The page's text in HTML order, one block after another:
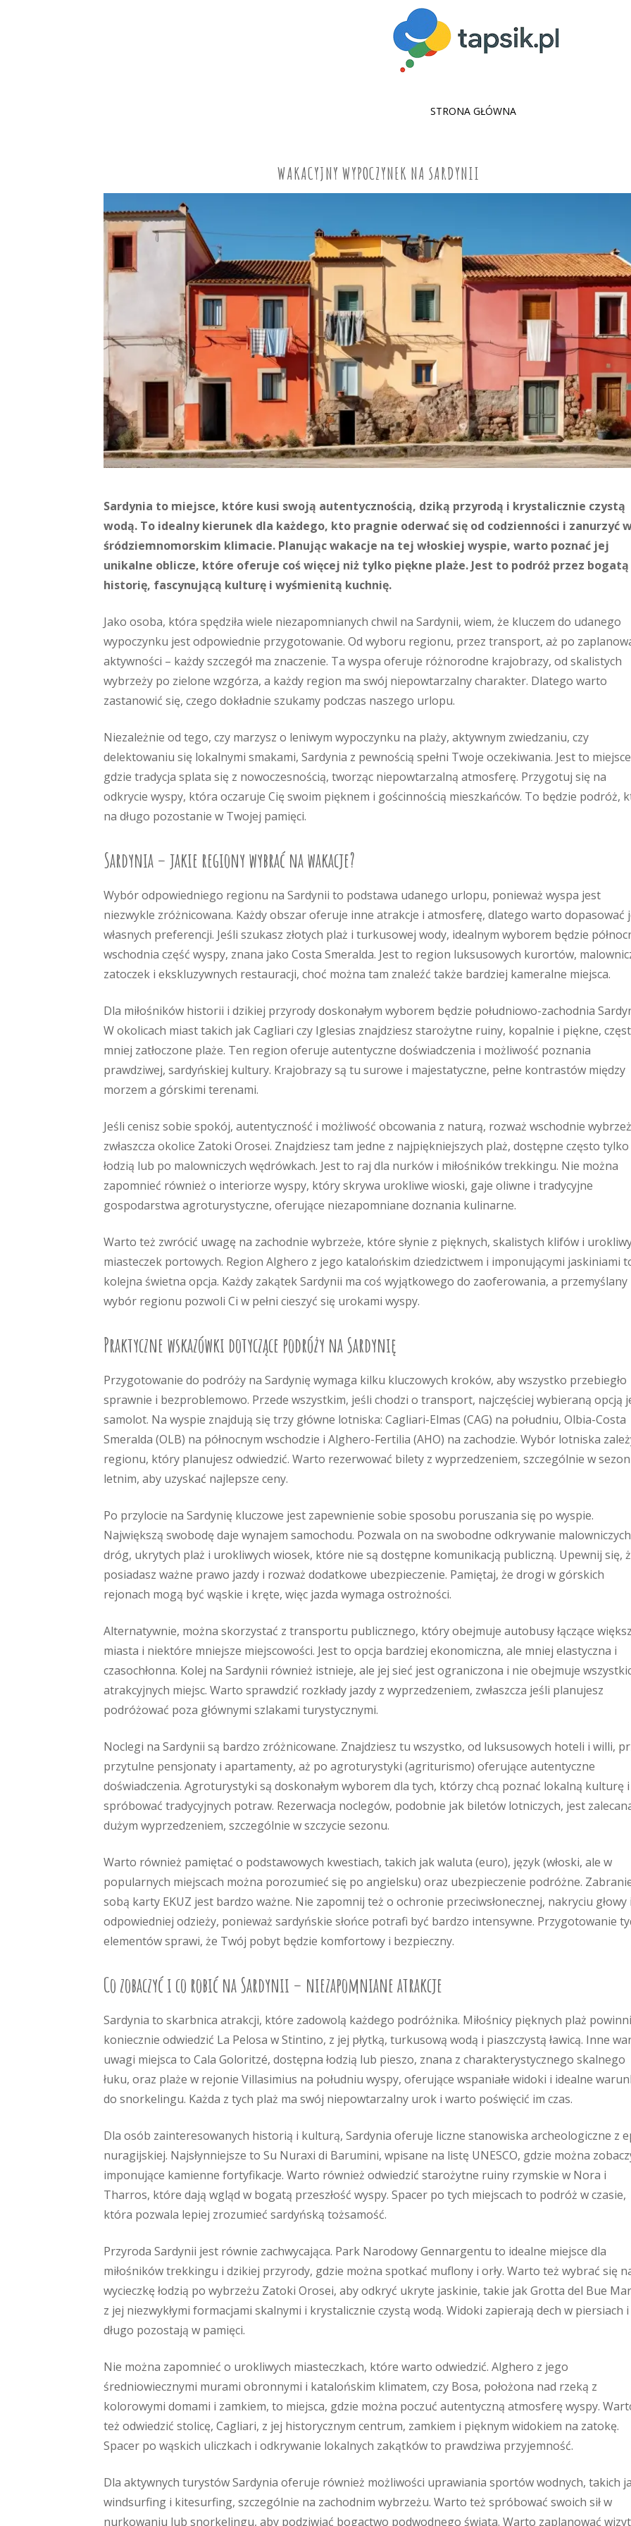
SKIP
STRONA GŁÓWNA
WAKACYJNY WYPOCZYNEK NA SARDYNII
Sardynia to miejsce, które kusi swoją autentycznością, dziką przyrodą i krystalicznie czystą
wodą. To idealny kierunek dla każdego, kto pragnie oderwać się od codzienności i zanurzyć
śródziemnomorskim klimacie. Planując wakacje na tej włoskiej wyspie, warto poznać jej
unikalne oblicze, które oferuje coś więcej niż tylko piękne plaże. Jest to podróż przez bogatą
historię, fascynującą kulturę i wyśmienitą kuchnię.
Jako osoba, która spędziła wiele niezapomnianych chwil na Sardynii, wiem, że kluczem do udanego
wypoczynku jest odpowiednie przygotowanie. Od wyboru regionu, przez transport, aż po
aktywności – każdy szczegół ma znaczenie. Ta wyspa oferuje różnorodne krajobrazy, od skalistych
wybrzeży po zielone wzgórza, a każdy region ma swój niepowtarzalny charakter. Dlatego warto
zastanowić się, czego dokładnie szukamy podczas naszego urlopu.
Niezależnie od tego, czy marzysz o leniwym wypoczynku na plaży, aktywnym zwiedzaniu, czy
delektowaniu się lokalnymi smakami, Sardynia z pewnością spełni Twoje oczekiwania. Jest to
gdzie tradycja splata się z nowoczesnością, tworząc niepowtarzalną atmosferę. Przygotuj się na
odkrycie wyspy, która oczaruje Cię swoim pięknem i gościnnością mieszkańców. To będzie podróż,
na długo pozostanie w Twojej pamięci.
Sardynia – jakie regiony wybrać na wakacje?
Wybór odpowiedniego regionu na Sardynii to podstawa udanego urlopu, ponieważ wyspa jest
niezwykle zróżnicowana. Każdy obszar oferuje inne atrakcje i atmosferę, dlatego warto dopasować
własnych preferencji. Jeśli szukasz złotych plaż i turkusowej wody, idealnym wyborem będzie
wschodnia część wyspy, znana jako Costa Smeralda. Jest to region luksusowych kurortów,
zatoczek i ekskluzywnych restauracji, choć można tam znaleźć także bardziej kameralne miejsca.
Dla miłośników historii i dzikiej przyrody doskonałym wyborem będzie południowo-zachodnia
W okolicach miast takich jak Cagliari czy Iglesias znajdziesz starożytne ruiny, kopalnie i piękne,
mniej zatłoczone plaże. Ten region oferuje autentyczne doświadczenia i możliwość poznania
prawdziwej, sardyńskiej kultury. Krajobrazy są tu surowe i majestatyczne, pełne kontrastów między
morzem a górskimi terenami.
Jeśli cenisz sobie spokój, autentyczność i możliwość obcowania z naturą, rozważ wschodnie
zwłaszcza okolice Zatoki Orosei. Znajdziesz tam jedne z najpiękniejszych plaż, dostępne często tylko
łodzią lub po malowniczych wędrówkach. Jest to raj dla nurków i miłośników trekkingu. Nie można
zapomnieć również o interiorze wyspy, który skrywa urokliwe wioski, gaje oliwne i tradycyjne
gospodarstwa agroturystyczne, oferujące niezapomniane doznania kulinarne.
Warto też zwrócić uwagę na zachodnie wybrzeże, które słynie z pięknych, skalistych klifów i
miasteczek portowych. Region Alghero z jego katalońskim dziedzictwem i imponującymi jaskiniami
kolejna świetna opcja. Każdy zakątek Sardynii ma coś wyjątkowego do zaoferowania, a przemyślany
wybór regionu pozwoli Ci w pełni cieszyć się urokami wyspy.
Praktyczne wskazówki dotyczące podróży na Sardynię
Przygotowanie do podróży na Sardynię wymaga kilku kluczowych kroków, aby wszystko przebiegło
sprawnie i bezproblemowo. Przede wszystkim, jeśli chodzi o transport, najczęściej wybieraną opcją
samolot. Na wyspie znajdują się trzy główne lotniska: Cagliari-Elmas (CAG) na południu, Olbia-Costa
Smeralda (OLB) na północnym wschodzie i Alghero-Fertilia (AHO) na zachodzie. Wybór lotniska
regionu, który planujesz odwiedzić. Warto rezerwować bilety z wyprzedzeniem, szczególnie w
letnim, aby uzyskać najlepsze ceny.
Po przylocie na Sardynię kluczowe jest zapewnienie sobie sposobu poruszania się po wyspie.
Największą swobodę daje wynajem samochodu. Pozwala on na swobodne odkrywanie malowniczych
dróg, ukrytych plaż i urokliwych wiosek, które nie są dostępne komunikacją publiczną. Upewnij się,
posiadasz ważne prawo jazdy i rozważ dodatkowe ubezpieczenie. Pamiętaj, że drogi w górskich
rejonach mogą być wąskie i kręte, więc jazda wymaga ostrożności.
Alternatywnie, można skorzystać z transportu publicznego, który obejmuje autobusy łączące
miasta i niektóre mniejsze miejscowości. Jest to opcja bardziej ekonomiczna, ale mniej elastyczna i
czasochłonna. Kolej na Sardynii również istnieje, ale jej sieć jest ograniczona i nie obejmuje
atrakcyjnych miejsc. Warto sprawdzić rozkłady jazdy z wyprzedzeniem, zwłaszcza jeśli planujesz
podróżować poza głównymi szlakami turystycznymi.
Noclegi na Sardynii są bardzo zróżnicowane. Znajdziesz tu wszystko, od luksusowych hoteli i willi,
przytulne pensjonaty i apartamenty, aż po agroturystyki (agriturismo) oferujące autentyczne
doświadczenia. Agroturystyki są doskonałym wyborem dla tych, którzy chcą poznać lokalną kulturę i
spróbować tradycyjnych potraw. Rezerwacja noclegów, podobnie jak biletów lotniczych, jest
dużym wyprzedzeniem, szczególnie w szczycie sezonu.
Warto również pamiętać o podstawowych kwestiach, takich jak waluta (euro), język (włoski, ale w
popularnych miejscach można porozumieć się po angielsku) oraz ubezpieczenie podróżne.
sobą karty EKUZ jest bardzo ważne. Nie zapomnij też o ochronie przeciwsłonecznej, nakryciu głowy i
odpowiedniej odzieży, ponieważ sardyńskie słońce potrafi być bardzo intensywne. Przygotowanie
elementów sprawi, że Twój pobyt będzie komfortowy i bezpieczny.
Co zobaczyć i co robić na Sardynii – niezapomniane atrakcje
Sardynia to skarbnica atrakcji, które zadowolą każdego podróżnika. Miłośnicy pięknych plaż powinni
koniecznie odwiedzić La Pelosa w Stintino, z jej płytką, turkusową wodą i piaszczystą ławicą. Inne
uwagi miejsca to Cala Goloritzé, dostępna łodzią lub pieszo, znana z charakterystycznego skalnego
łuku, oraz plaże w rejonie Villasimius na południu wyspy, oferujące wspaniałe widoki i idealne
do snorkelingu. Każda z tych plaż ma swój niepowtarzalny urok i warto poświęcić im czas.
Dla osób zainteresowanych historią i kulturą, Sardynia oferuje liczne stanowiska archeologiczne z
nuragijskiej. Najsłynniejsze to Su Nuraxi di Barumini, wpisane na listę UNESCO, gdzie można
imponujące kamienne fortyfikacje. Warto również odwiedzić starożytne ruiny rzymskie w Nora i
Tharros, które dają wgląd w bogatą przeszłość wyspy. Spacer po tych miejscach to podróż w czasie,
która pozwala lepiej zrozumieć sardyńską tożsamość.
Przyroda Sardynii jest równie zachwycająca. Park Narodowy Gennargentu to idealne miejsce dla
miłośników trekkingu i dzikiej przyrody, gdzie można spotkać muflony i orły. Warto też wybrać się
wycieczkę łodzią po wybrzeżu Zatoki Orosei, aby odkryć ukryte jaskinie, takie jak Grotta del Bue
z jej niezwykłymi formacjami skalnymi i krystalicznie czystą wodą. Widoki zapierają dech w piersiach
długo pozostają w pamięci.
Nie można zapomnieć o urokliwych miasteczkach, które warto odwiedzić. Alghero z jego
średniowiecznymi murami obronnymi i katalońskim klimatem, czy Bosa, położona nad rzeką z
kolorowymi domami i zamkiem, to miejsca, gdzie można poczuć autentyczną atmosferę wyspy.
też odwiedzić stolicę, Cagliari, z jej historycznym centrum, zamkiem i pięknym widokiem na zatokę.
Spacer po wąskich uliczkach i odkrywanie lokalnych zakątków to prawdziwa przyjemność.
Dla aktywnych turystów Sardynia oferuje również możliwości uprawiania sportów wodnych, takich
windsurfing i kitesurfing, szczególnie na zachodnim wybrzeżu. Warto też spróbować swoich sił w
nurkowaniu lub snorkelingu, aby podziwiać bogactwo podwodnego świata. Warto zaplanować